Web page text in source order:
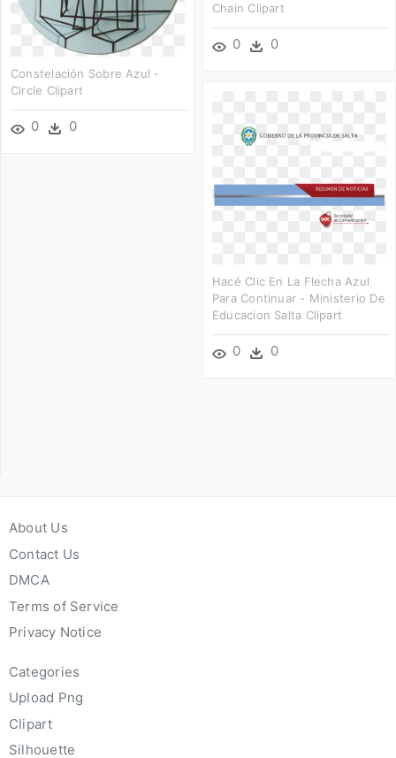
Chain Clipart
0 0
Constelación Sobre Azul -
Circle Clipart
0 0
Hacé Clic En La Flecha Azul
Para Continuar - Ministerio De
Educacion Salta Clipart
0 0
About Us
Contact Us
DMCA
Terms of Service
Privacy Notice
Categories
Upload Png
Clipart
Silhouette